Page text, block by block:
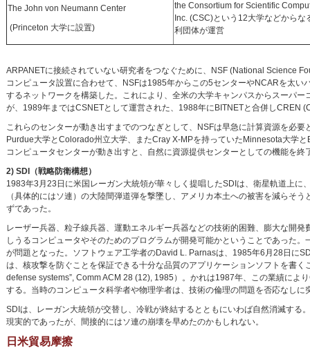
The John von Neumann Center
(Princeton 大学に設置)
the Consortium for Scientific
Inc. (CSC)という12大学などからな
利団体が運営
ARPANETに接続されていない研究者をつなぐために、NSF (National Science
コンピュータ設置に合わせて、NSFは1985年からこの5センターやNCARを太
するネットワークを構築した。これにより、全米の大学キャンパスからスーパ
が、1989年まではCSNETとして運営された、1988年にBITNETと合併しCREN
これらのセンターが動き出すまでのつなぎとして、NSFは早急に計算資源を必
Purdue大学とColorado州立大学、またCray X-MPを持っていたMinnesota大学
コンピュータセンターが動き出すと、自然に資源提供センターとしての機能を終
2) SDI（戦略防衛構想）
1983年3月23日に米国レーガン大統領が華々しく提唱したSDIは、衛星軌道上
（具体的にはソ連）の大陸間弾道弾を撃墜し、アメリカ本土への被害を減らそ
ずであった。
レーザー兵器、粒子線兵器、運動エネルギー兵器などの技術的困難、膨大な開
しうるコンピュータやそのためのプログラムが開発可能かということであった
が問題となった。ソフトウェア工学者のDavid L. Parnasは、1985年6月28日に
は、核攻撃を防ぐことを保証できる十分な品質のアプリケーションソフトを書
defense systems”, Comm ACM 28 (12), 1985）。かれは1987年、この業績に
する。当時のコンピュータ科学者や物理学者は、技術の倫理の問題を否応なしに
SDIは、レーガン大統領が交替し、冷戦が終結するとともにいわば自然消滅す
現実的であったが、間接的にはソ連の崩壊を早めたのかもしれない。
日米貿易摩擦